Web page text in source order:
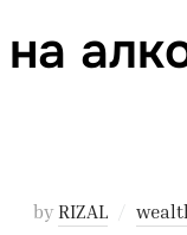
byRIZAL